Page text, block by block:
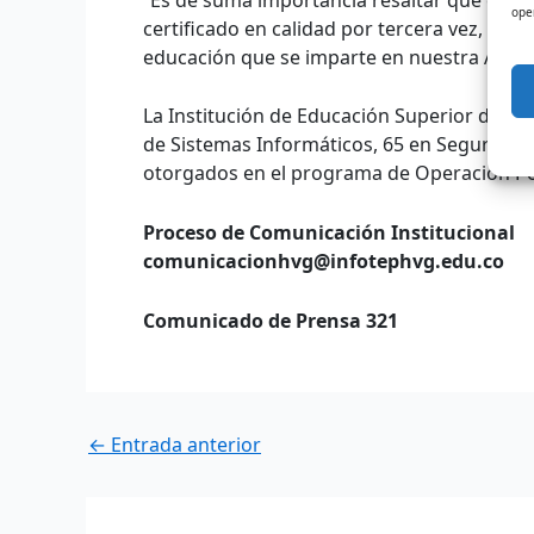
certificado en calidad por tercera vez, por
educación que se imparte en nuestra
La Institución de Educación Superior de
de Sistemas Informáticos, 65 en
otorgados en el programa de Operación
Proceso de Comunicación Institucional
comunicacionhvg@infotephvg.edu.co
Comunicado de Prensa 321
← Entrada anterior